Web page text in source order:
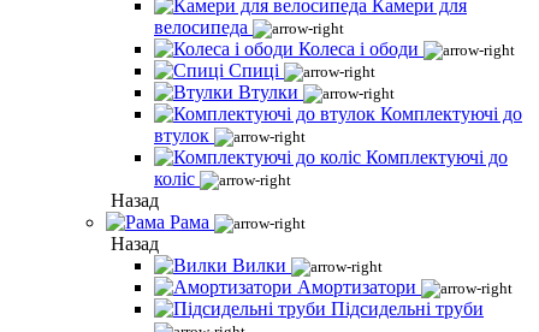
Камери для
велосипеда
Колеса і ободи
Спиці
Втулки
Комплектуючі до
втулок
Комплектуючі до
коліс
Назад
Рама
Назад
Вилки
Амортизатори
Підсидельні труби